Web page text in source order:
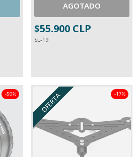
AGOTADO
$55.900 CLP
SL-19
-50% OFERTA -17%